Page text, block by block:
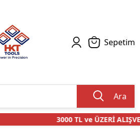
Sepetim
Ara
3000 TL ve ÜZERİ